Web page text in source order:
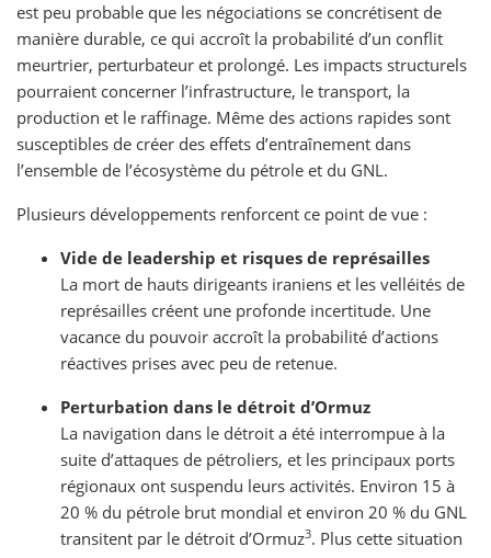
est peu probable que les négociations se concrétisent de
manière durable, ce qui accroît la probabilité d’un conflit
meurtrier, perturbateur et prolongé. Les impacts structurels
pourraient concerner l’infrastructure, le transport, la
production et le raffinage. Même des actions rapides sont
susceptibles de créer des effets d’entraînement dans
l’ensemble de l’écosystème du pétrole et du GNL.
Plusieurs développements renforcent ce point de vue :
Vide de leadership et risques de représailles
La mort de hauts dirigeants iraniens et les velléités de
représailles créent une profonde incertitude. Une
vacance du pouvoir accroît la probabilité d’actions
réactives prises avec peu de retenue.
Perturbation dans le détroit d’Ormuz
La navigation dans le détroit a été interrompue à la
suite d’attaques de pétroliers, et les principaux ports
régionaux ont suspendu leurs activités. Environ 15 à
20 % du pétrole brut mondial et environ 20 % du GNL
transitent par le détroit d’Ormuz3. Plus cette situation